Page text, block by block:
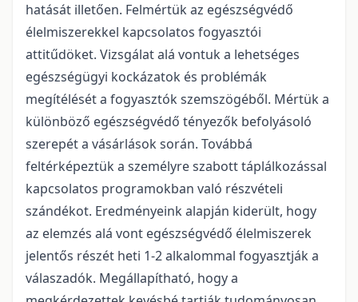
hatását illetően. Felmértük az egészségvédő
élelmiszerekkel kapcsolatos fogyasztói
attitűdöket. Vizsgálat alá vontuk a lehetséges
egészségügyi kockázatok és problémák
megítélését a fogyasztók szemszögéből. Mértük a
különböző egészségvédő tényezők befolyásoló
szerepét a vásárlások során. Továbbá
feltérképeztük a személyre szabott táplálkozással
kapcsolatos programokban való részvételi
szándékot. Eredményeink alapján kiderült, hogy
az elemzés alá vont egészségvédő élelmiszerek
jelentős részét heti 1-2 alkalommal fogyasztják a
válaszadók. Megállapítható, hogy a